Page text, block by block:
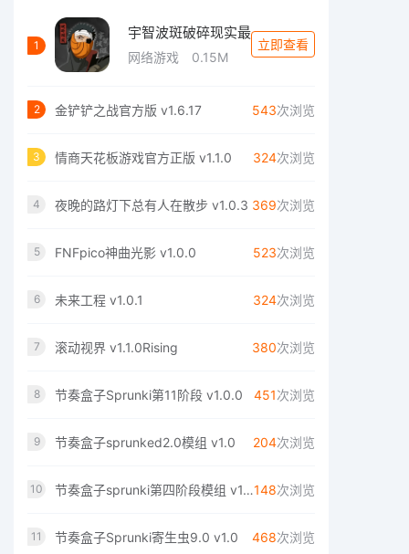
1
宇智波斑破碎现实最
网络游戏 0.15M
立即查看
2 金铲铲之战官方版 v1.6.17 543次浏览
3 情商天花板游戏官方正版 v1.1.0 324次浏览
4 夜晚的路灯下总有人在散步 v1.0.3 369次浏览
5 FNFpico神曲光影 v1.0.0 523次浏览
6 未来工程 v1.0.1 324次浏览
7 滚动视界 v1.1.0Rising 380次浏览
8 节奏盒子Sprunki第11阶段 v1.0.0 451次浏览
9 节奏盒子sprunked2.0模组 v1.0 204次浏览
10 节奏盒子sprunki第四阶段模组 v1.0148次浏览
11 节奏盒子Sprunki寄生虫9.0 v1.0 468次浏览